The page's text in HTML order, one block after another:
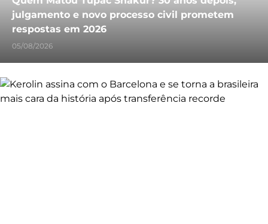
julgamento e novo processo civil prometem
respostas em 2026
05/08/2026